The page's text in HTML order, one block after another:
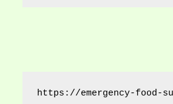
https://emergency-food-